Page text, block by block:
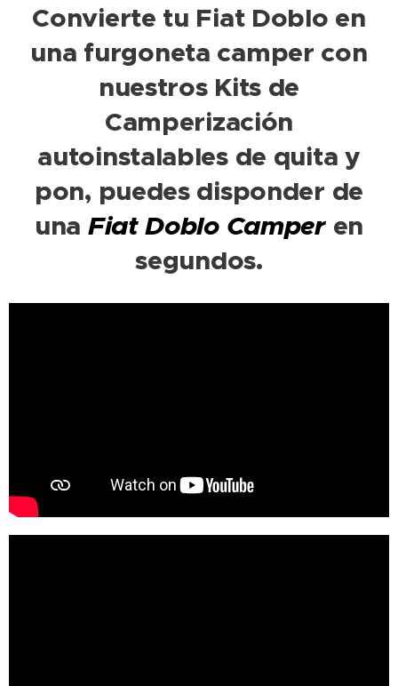
Convierte tu Fiat Doblo en
una furgoneta camper con
nuestros Kits de
Camperización
autoinstalables de quita y
pon, puedes disponder de
una Fiat Doblo Camperen
segundos.